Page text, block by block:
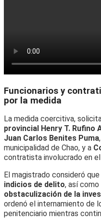
Funcionarios y
por la medida
La medida coercitiva,
provincial Henry T. Rufino
Juan Carlos Benites Puma
municipalidad de Chao, y a
contratista involucrado en
El magistrado consideró
indicios de delito, así como
obstaculización de la
ordenó el internamiento de
penitenciario mientras